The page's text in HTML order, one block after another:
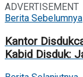
ADVERTISEMENT
Berita Sebelumnya
Kantor
Kabid Disduk: